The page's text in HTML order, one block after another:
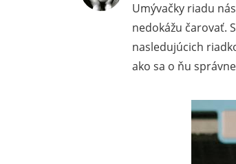
Umývačky riadu
nedokážu čarovať.
nasledujúcich
ako sa o ňu